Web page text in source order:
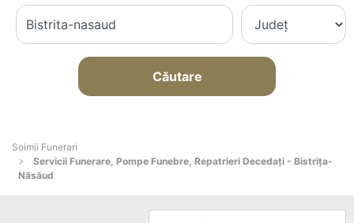
Căutare
Soimii Funerari
Servicii Funerare, Pompe Funebre, Repatrieri Decedați - Bistriţa-
Năsăud